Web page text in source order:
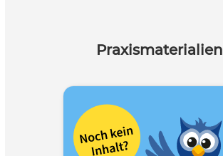
Praxismaterialien